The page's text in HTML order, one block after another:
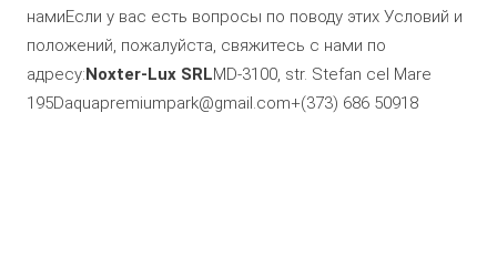
намиЕсли у вас есть вопросы по поводу этих Условий и
положений, пожалуйста, свяжитесь с нами по
адресу:Noxter-Lux SRLMD-3100, str. Stefan cel Mare
195Daquapremiumpark@gmail.com+(373) 686 50918